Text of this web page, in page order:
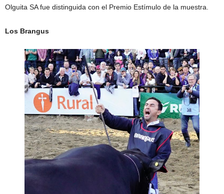
Olguita SA fue distinguida con el Premio Estímulo de la muestra.
Los Brangus